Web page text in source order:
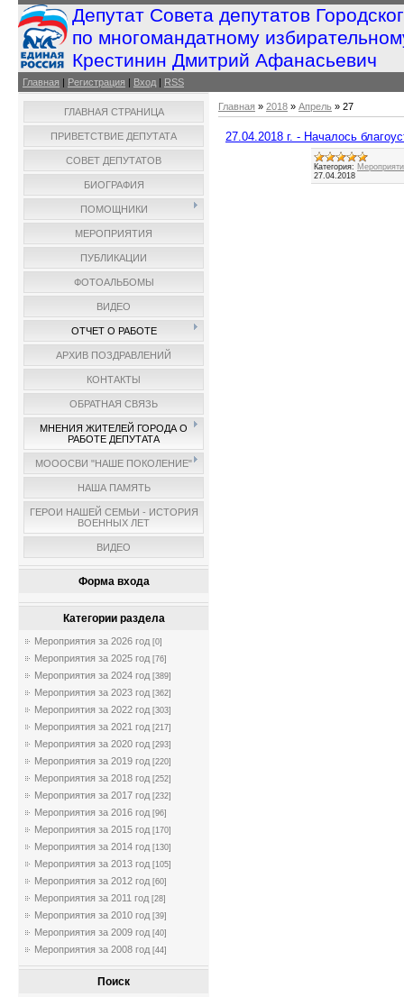
Депутат Совета депутатов
по многомандатному
Крестинин Дмитрий Афанасьевич
Главная | Регистрация | Вход | RSS
ГЛАВНАЯ СТРАНИЦА
ПРИВЕТСТВИЕ ДЕПУТАТА
СОВЕТ ДЕПУТАТОВ
БИОГРАФИЯ
ПОМОЩНИКИ
МЕРОПРИЯТИЯ
ПУБЛИКАЦИИ
ФОТОАЛЬБОМЫ
ВИДЕО
ОТЧЕТ О РАБОТЕ
АРХИВ ПОЗДРАВЛЕНИЙ
КОНТАКТЫ
ОБРАТНАЯ СВЯЗЬ
МНЕНИЯ ЖИТЕЛЕЙ ГОРОДА О
РАБОТЕ ДЕПУТАТА
МОООСВИ "НАШЕ ПОКОЛЕНИЕ"
НАША ПАМЯТЬ
ГЕРОИ НАШЕЙ СЕМЬИ - ИСТОРИЯ
ВОЕННЫХ ЛЕТ
ВИДЕО
Форма входа
Категории раздела
Мероприятия за 2026 год [0]
Мероприятия за 2025 год [76]
Мероприятия за 2024 год [389]
Мероприятия за 2023 год [362]
Мероприятия за 2022 год [303]
Мероприятия за 2021 год [217]
Мероприятия за 2020 год [293]
Мероприятия за 2019 год [220]
Мероприятия за 2018 год [252]
Мероприятия за 2017 год [232]
Мероприятия за 2016 год [96]
Мероприятия за 2015 год [170]
Мероприятия за 2014 год [130]
Мероприятия за 2013 год [105]
Мероприятия за 2012 год [60]
Мероприятия за 2011 год [28]
Мероприятия за 2010 год [39]
Мероприятия за 2009 год [40]
Мероприятия за 2008 год [44]
Поиск
Главная » 2018 » Апрель » 27
27.04.2018 г. - Началось
Категория:
27.04.2018